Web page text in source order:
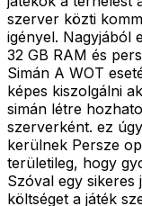
szerver közti
igényel. Nagyjából
32 GB RAM és
Simán A WOT
képes kiszolgálni
simán létre
szerverként. ez
kerülnek Persze
területileg, hogy
Szóval egy sikeres
költséget a játék